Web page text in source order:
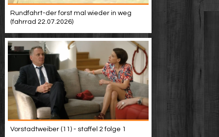
Rundfahrt-der forst mal wieder in weg
(fahrrad 22.07.2026)
Vorstadtweiber (11) - staffel 2 folge 1